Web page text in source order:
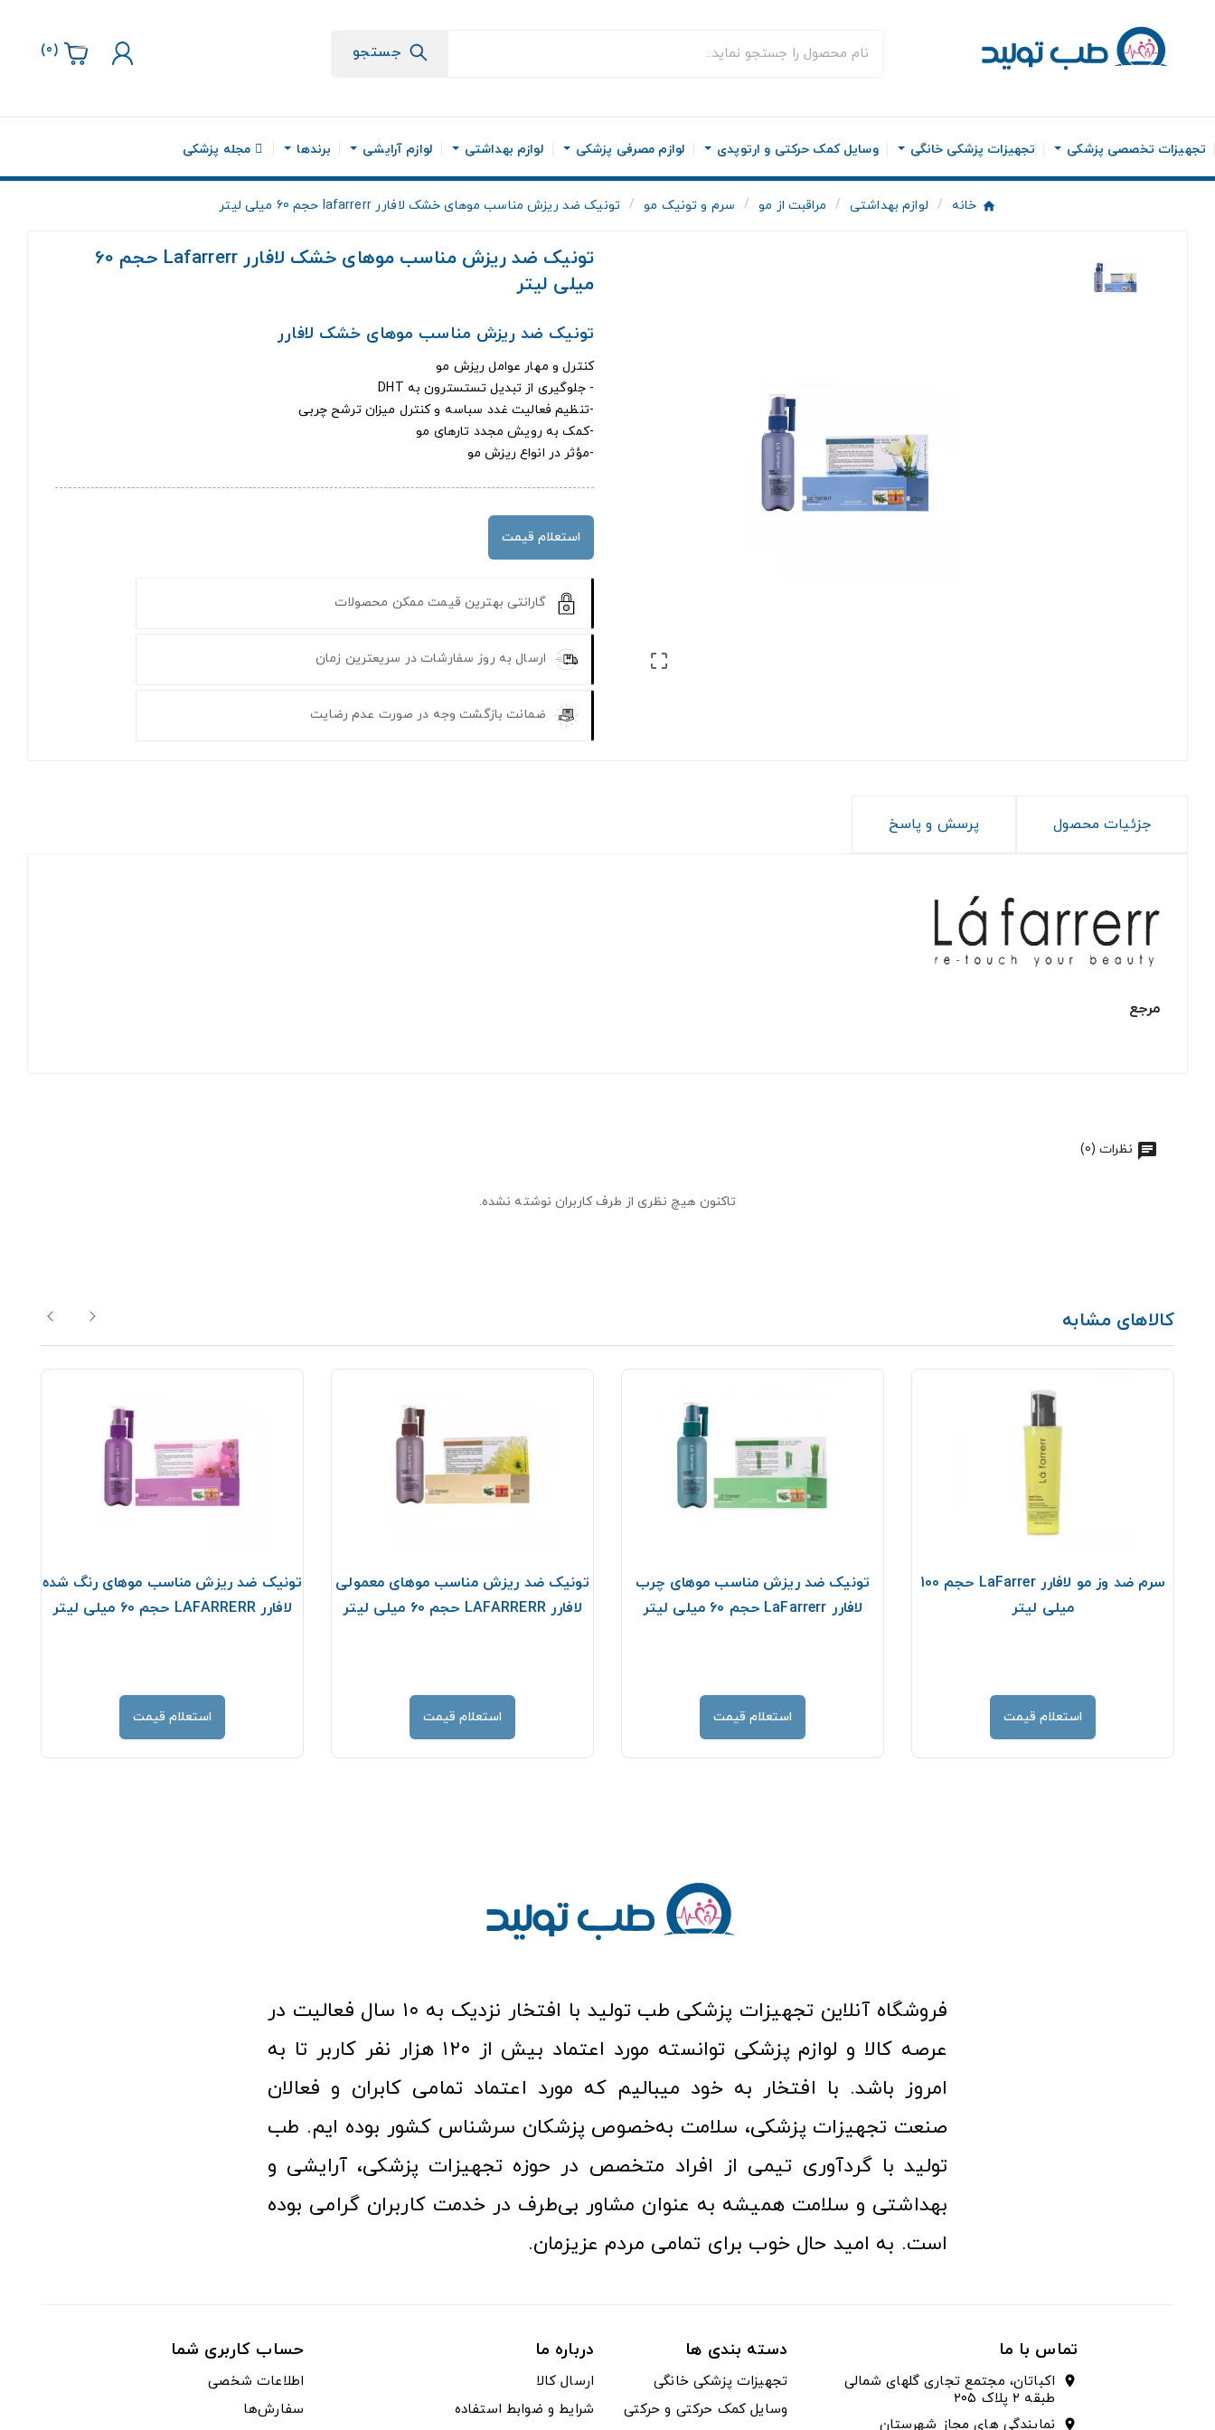
جستجو (
0
)
تجهیزات تخصصی پزشکی تجهیزات پزشکی خانگی وسایل کمک حرکتی و ارتوپدی لوازم مصرفی پزشکی لوازم بهداشتی لوازم آرایشی برندها مجله پزشکی
خانه لوازم بهداشتی مراقبت از مو سرم و تونیک مو تونیک ضد ریزش مناسب موهای خشک لافارر lafarrerr حجم 60 میلی لیتر

تونیک ضد ریزش مناسب موهای خشک لافارر Lafarrerr حجم 60
میلی لیتر
تونیک ضد ریزش مناسب موهای خشک لافارر
کنترل و مهار عوامل ریزش مو
- جلوگیری از تبدیل تستسترون به DHT
-تنظیم فعالیت غدد سباسه و کنترل میزان ترشح چربی
-کمک به رویش مجدد تارهای مو
-مؤثر در انواع ریزش مو
استعلام قیمت
گارانتی بهترین قیمت ممکن محصولات
ارسال به روز سفارشات در سریعترین زمان
ضمانت بازگشت وجه در صورت عدم رضایت
جزئیات محصول پرسش و پاسخ
مرجع
نظرات (0)
تاکنون هیچ نظری از طرف کاربران نوشته نشده.
کالاهای مشابه
سرم ضد وز مو لافارر LaFarrer حجم 100
میلی لیتر
استعلام قیمت
تونیک ضد ریزش مناسب موهای چرب
لافارر LaFarrerr حجم 60 میلی لیتر
استعلام قیمت
تونیک ضد ریزش مناسب موهای معمولی
لافارر LAFARRERR حجم 60 میلی لیتر
استعلام قیمت
تونیک ضد ریزش مناسب موهای رنگ شده
لافارر LAFARRERR حجم 60 میلی لیتر
استعلام قیمت
فروشگاه آنلاین تجهیزات پزشکی طب تولید با افتخار نزدیک به ۱۰ سال فعالیت در
عرصه کالا و لوازم پزشکی توانسته مورد اعتماد بیش از ۱۲۰ هزار نفر کاربر تا به
امروز باشد. با افتخار به خود میبالیم که مورد اعتماد تمامی کابران و فعالان
صنعت تجهیزات پزشکی، سلامت به‌خصوص پزشکان سرشناس کشور بوده ایم. طب
تولید با گردآوری تیمی از افراد متخصص در حوزه تجهیزات پزشکی، آرایشی و
بهداشتی و سلامت همیشه به عنوان مشاور بی‌طرف در خدمت کاربران گرامی بوده
است. به امید حال خوب برای تمامی مردم عزیزمان.
تماس با ما
location_on
اکباتان، مجتمع تجاری گلهای شمالی
طبقه ۲ پلاک ۲۰۵
location_on نمایندگی های مجاز شهرستان
دسته بندی ها
تجهیزات پزشکی خانگی
وسایل کمک حرکتی و حرکتی
درباره ما
ارسال کالا
شرایط و ضوابط استفاده
حساب کاربری شما
اطلاعات شخصی
سفارش‌ها